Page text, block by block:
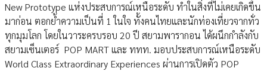
New Prototype แห่งประสบการณ์เหนือระดับ ทำในสิ่งที่ไม่เคยเกิดขึ้น
มาก่อน ตอกย้ำความเป็นที่ 1 ในใจ ทั้งคนไทยและนักท่องเที่ยวจากทั่ว
ทุกมุมโลก โดยในวาระครบรอบ 20 ปี สยามพารากอน ได้ผนึกกำลังกับ
สยามเซ็นเตอร์ POP MART และ ททท. มอบประสบการณ์เหนือระดับ
World Class Extraordinary Experiences ผ่านการเปิดตัว POP